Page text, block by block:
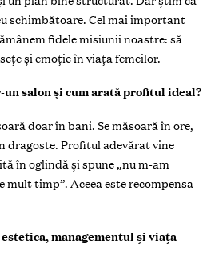
schimbătoare. Cel mai important
fidele misiunii noastre: să
și emoție în viața femeilor.
salon și cum arată profitul ideal?
doar în bani. Se măsoară în ore,
dragoste. Profitul adevărat vine
în oglindă și spune „nu m-am
mult timp”. Aceea este recompensa
managementul și viața